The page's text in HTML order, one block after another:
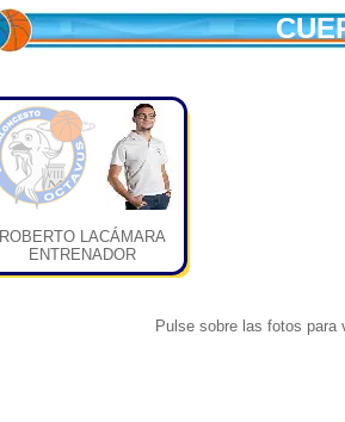
ROBERTO LACÁMARA
ENTRENADOR
Pulse sobre las fotos para